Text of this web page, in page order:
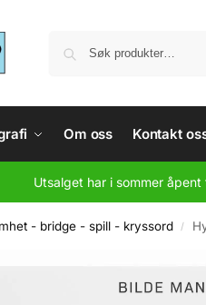
Om oss Kontakt
Utsalget har i sommer
- bridge - spill - kryssord /